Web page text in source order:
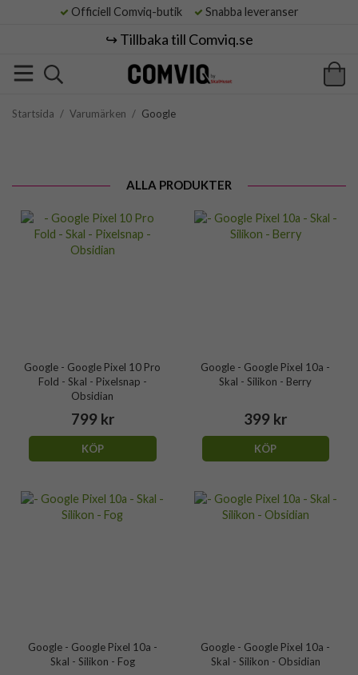
Officiell Comviq-butik Snabba leveranser
↪️ Tillbaka till Comviq.se
Startsida / Varumärken / Google
ALLA PRODUKTER
Google - Google Pixel 10 Pro
Fold - Skal - Pixelsnap -
Obsidian
799 kr
KÖP
Google - Google Pixel 10a -
Skal - Silikon - Berry
399 kr
KÖP
Google - Google Pixel 10a -
Skal - Silikon - Fog
Google - Google Pixel 10a -
Skal - Silikon - Obsidian